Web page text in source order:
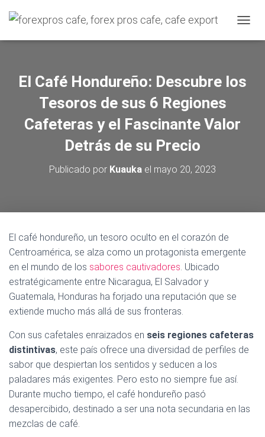
A
A
I
El Café Hondureño: Descubre los
Tesoros de sus 6 Regiones
Cafeteras y el Fascinante Valor
Detrás de su Precio
Publicado por Kuauka el mayo 20, 2023
El café hondureño, un tesoro oculto en el corazón de
Centroamérica, se alza como un protagonista emergente
en el mundo de los sabores cautivadores. Ubicado
estratégicamente entre Nicaragua, El Salvador y
Guatemala, Honduras ha forjado una reputación que se
extiende mucho más allá de sus fronteras.
Con sus cafetales enraizados en seis regiones cafeteras
distintivas, este país ofrece una diversidad de perfiles de
sabor que despiertan los sentidos y seducen a los
paladares más exigentes. Pero esto no siempre fue así.
Durante mucho tiempo, el café hondureño pasó
desapercibido, destinado a ser una nota secundaria en las
mezclas de café.